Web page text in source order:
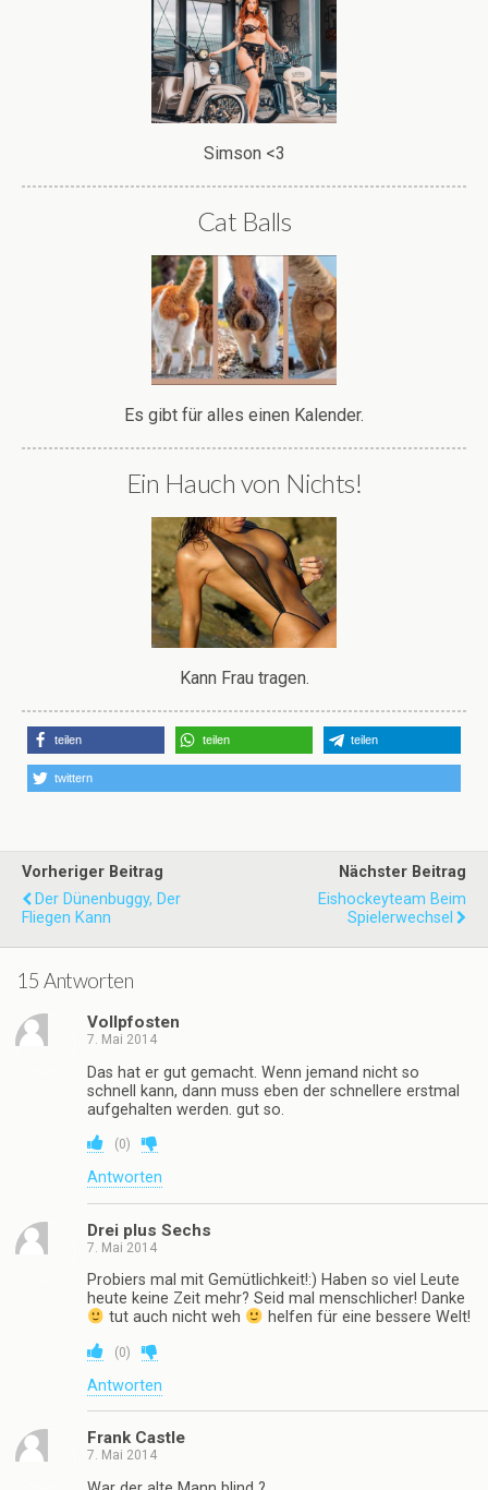
Simson <3
Cat Balls
Es gibt für alles einen Kalender.
Ein Hauch von Nichts!
Kann Frau tragen.
teilen teilen teilen
twittern
Vorheriger Beitrag
Der Dünenbuggy, Der
Fliegen Kann
Nächster Beitrag
Eishockeyteam Beim
Spielerwechsel
15 Antworten
Vollpfosten
7. Mai 2014
Das hat er gut gemacht. Wenn jemand nicht so
schnell kann, dann muss eben der schnellere erstmal
aufgehalten werden. gut so.
(0)
Antworten
Drei plus Sechs
7. Mai 2014
Probiers mal mit Gemütlichkeit!:) Haben so viel Leute
heute keine Zeit mehr? Seid mal menschlicher! Danke
tut auch nicht weh
helfen für eine bessere Welt!
(0)
Antworten
Frank Castle
7. Mai 2014